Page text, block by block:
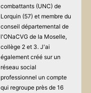
combattants (UNC) de
Lorquin (57) et membre du
conseil départemental de
l'ONaCVG de la Moselle,
collège 2 et 3. J'ai
également créé sur un
réseau social
professionnel un compte
qui regroupe près de 16